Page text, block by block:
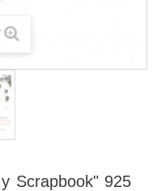
Scrapbook" 925